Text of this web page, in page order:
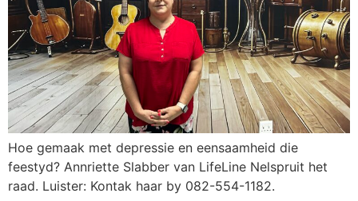
Hoe gemaak met depressie en eensaamheid die
feestyd? Annriette Slabber van LifeLine Nelspruit het
raad. Luister: Kontak haar by 082-554-1182.